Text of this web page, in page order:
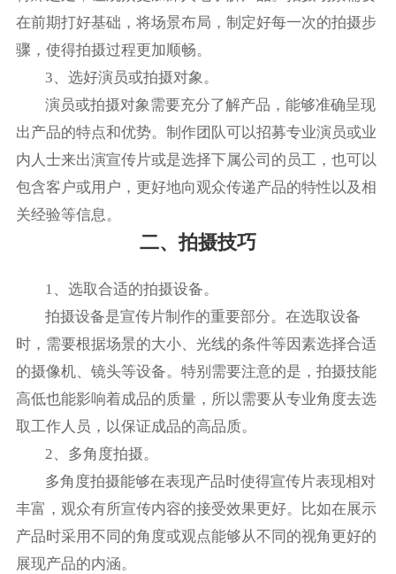
在前期打好基础，将场景布局，制定好每一次的拍摄步
骤，使得拍摄过程更加顺畅。
3、选好演员或拍摄对象。
演员或拍摄对象需要充分了解产品，能够准确呈现
出产品的特点和优势。制作团队可以招募专业演员或业
内人士来出演宣传片或是选择下属公司的员工，也可以
包含客户或用户，更好地向观众传递产品的特性以及相
关经验等信息。
二、拍摄技巧
1、选取合适的拍摄设备。
拍摄设备是宣传片制作的重要部分。在选取设备
时，需要根据场景的大小、光线的条件等因素选择合适
的摄像机、镜头等设备。特别需要注意的是，拍摄技能
高低也能影响着成品的质量，所以需要从专业角度去选
取工作人员，以保证成品的高品质。
2、多角度拍摄。
多角度拍摄能够在表现产品时使得宣传片表现相对
丰富，观众有所宣传内容的接受效果更好。比如在展示
产品时采用不同的角度或观点能够从不同的视角更好的
展现产品的内涵。